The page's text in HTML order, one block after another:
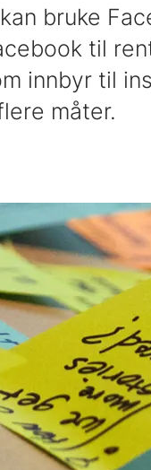
bruke
til
innbyr til
måter.